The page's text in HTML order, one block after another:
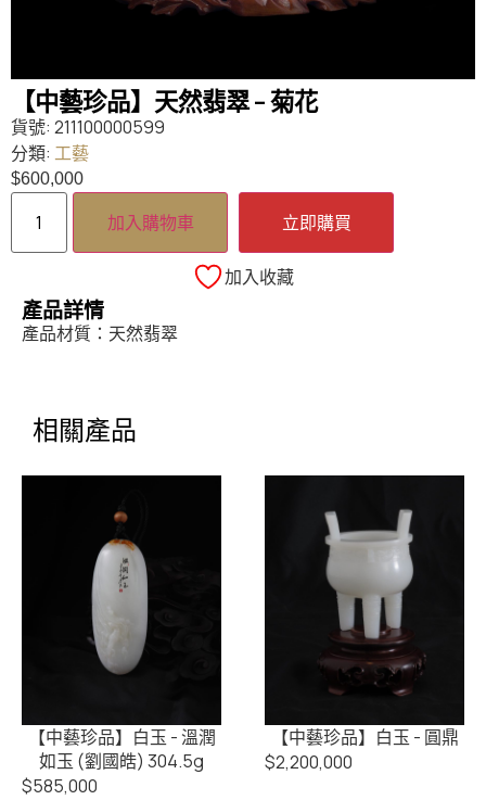
【中藝珍品】天然翡翠 – 菊花
貨號: 211100000599
分類: 工藝
$600,000
加入購物車 立即購買
加入收藏
產品詳情
產品材質：天然翡翠
相關產品
【中藝珍品】白玉 - 溫潤
如玉 (劉國皓) 304.5g
$585,000
【中藝珍品】白玉 - 圓鼎
$2,200,000